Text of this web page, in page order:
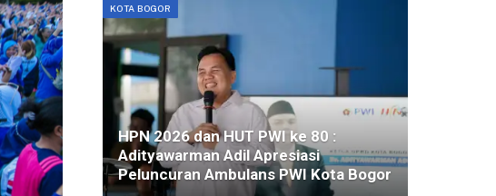
KOTA BOGOR
HPN 2026 dan HUT PWI ke 80 :
Adityawarman Adil Apresiasi
Peluncuran Ambulans PWI Kota Bogor